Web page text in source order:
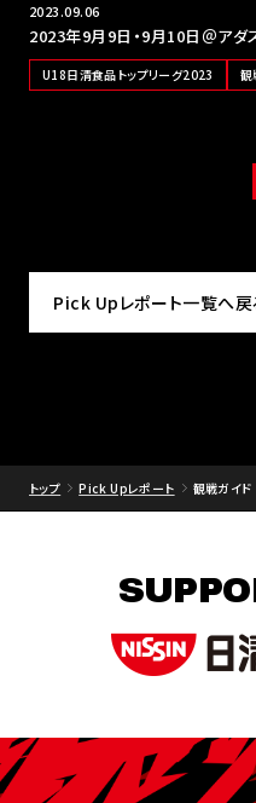
2023.09.06
2023年9月9日・9月10日＠アダ
U18日清食品トップリーグ2023 観
Pick Upレポート一覧へ戻
トップ Pick Upレポート 観戦ガイド